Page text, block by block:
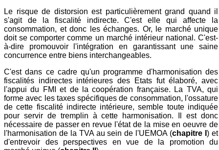
Le risque de distorsion est particulièrement grand quand il
s'agit de la fiscalité indirecte. C'est elle qui affecte la
consommation, et donc les échanges. Or, le marché unique
doit se comporter comme un marché intérieur national. C'est-
à-dire promouvoir l'intégration en garantissant une saine
concurrence entre biens interchangeables.
C'est dans ce cadre qu'un programme d'harmonisation des
fiscalités indirectes intérieures des Etats fut élaboré, avec
l'appui du FMI et de la coopération française. La TVA, qui
forme avec les taxes spécifiques de consommation, l'ossature
de cette fiscalité indirecte intérieure, semble toute indiquée
pour servir de tremplin à cette harmonisation. Il est donc
nécessaire de passer en revue l'état de la mise en oeuvre de
l'harmonisation de la TVA au sein de l'UEMOA (chapitre I) et
d'entrevoir des perspectives en vue de la promotion du